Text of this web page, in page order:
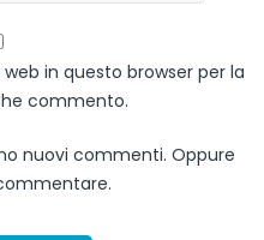
in questo browser per la
commento.
nuovi commenti. Oppure